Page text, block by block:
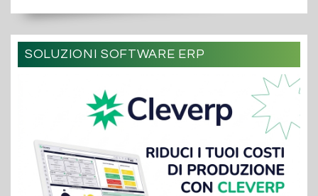
SOLUZIONI SOFTWARE ERP